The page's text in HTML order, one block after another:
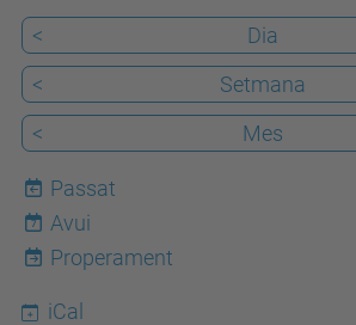
< Dia
<
Setmana
<
Mes
Passat
7
Avui
Properament
iCal